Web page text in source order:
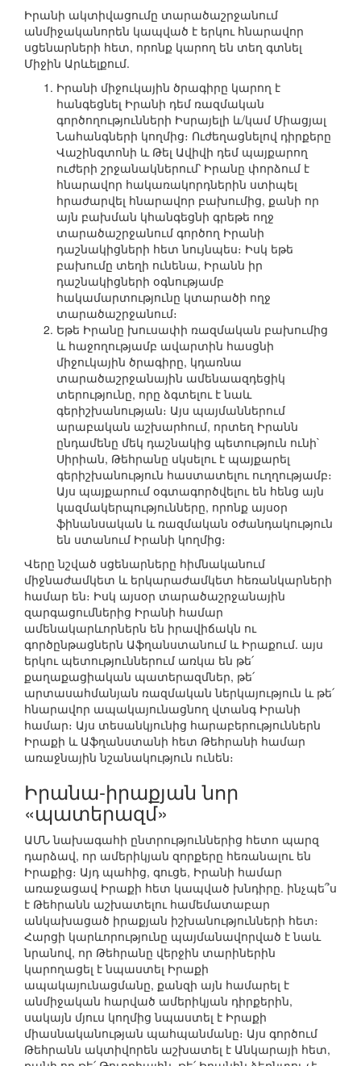
Իրանի ակտիվացումը տարածաշրջանում
անմիջականորեն կապված է երկու հնարավոր
սցենարների հետ, որոնք կարող են տեղ գտնել
Միջին Արևելքում.
Իրանի միջուկային ծրագիրը կարող է
հանգեցնել Իրանի դեմ ռազմական
գործողությունների Իսրայելի և/կամ Միացյալ
Նահանգների կողմից։ Ուժեղացնելով դիրքերը
Վաշինգտոնի և Թել Ավիվի դեմ պայքարող
ուժերի շրջանակներում՝ Իրանը փորձում է
հնարավոր հակառակորդներին ստիպել
հրաժարվել հնարավոր բախումից, քանի որ
այն բախման կհանգեցնի գրեթե ողջ
տարածաշրջանում գործող Իրանի
դաշնակիցների հետ նույնպես։ Իսկ եթե
բախումը տեղի ունենա, Իրանն իր
դաշնակիցների օգնությամբ
հակամարտությունը կտարածի ողջ
տարածաշրջանում։
Եթե Իրանը խուսափի ռազմական բախումից
և հաջողությամբ ավարտին հասցնի
միջուկային ծրագիրը, կդառնա
տարածաշրջանային ամենաազդեցիկ
տերությունը, որը ձգտելու է նաև
գերիշխանության։ Այս պայմաններում
արաբական աշխարհում, որտեղ Իրանն
ընդամենը մեկ դաշնակից պետություն ունի`
Սիրիան, Թեհրանը սկսելու է պայքարել
գերիշխանություն հաստատելու ուղղությամբ։
Այս պայքարում օգտագործվելու են հենց այն
կազմակերպությունները, որոնք այսօր
ֆինանսական և ռազմական օժանդակություն
են ստանում Իրանի կողմից։
Վերը նշված սցենարները հիմնականում
միջնաժամկետ և երկարաժամկետ հեռանկարների
համար են։ Իսկ այսօր տարածաշրջանային
զարգացումներից Իրանի համար
ամենակարևորներն են իրավիճակն ու
գործընթացներն Աֆղանստանում և Իրաքում. այս
երկու պետություններում առկա են թե՛
քաղաքացիական պատերազմներ, թե՛
արտասահմանյան ռազմական ներկայություն և թե՛
հնարավոր ապակայունացնող վտանգ Իրանի
համար։ Այս տեսանկյունից հարաբերություններն
Իրաքի և Աֆղանստանի հետ Թեհրանի համար
առաջնային նշանակություն ունեն։
Իրանա-իրաքյան նոր
«պատերազմ»
ԱՄՆ նախագահի ընտրություններից հետո պարզ
դարձավ, որ ամերիկյան զորքերը հեռանալու են
Իրաքից։ Այդ պահից, գուցե, Իրանի համար
առաջացավ Իրաքի հետ կապված խնդիրը. ինչպե՞ս
է Թեհրանն աշխատելու համեմատաբար
անկախացած իրաքյան իշխանությունների հետ։
Հարցի կարևորությունը պայմանավորված է նաև
նրանով, որ Թեհրանը վերջին տարիներին
կարողացել է նպաստել Իրաքի
ապակայունացմանը, քանզի այն համարել է
անմիջական հարված ամերիկյան դիրքերին,
սակայն մյուս կողմից նպաստել է Իրաքի
միասնականության պահպանմանը։ Այս գործում
Թեհրանն ակտիվորեն աշխատել է Անկարայի հետ,